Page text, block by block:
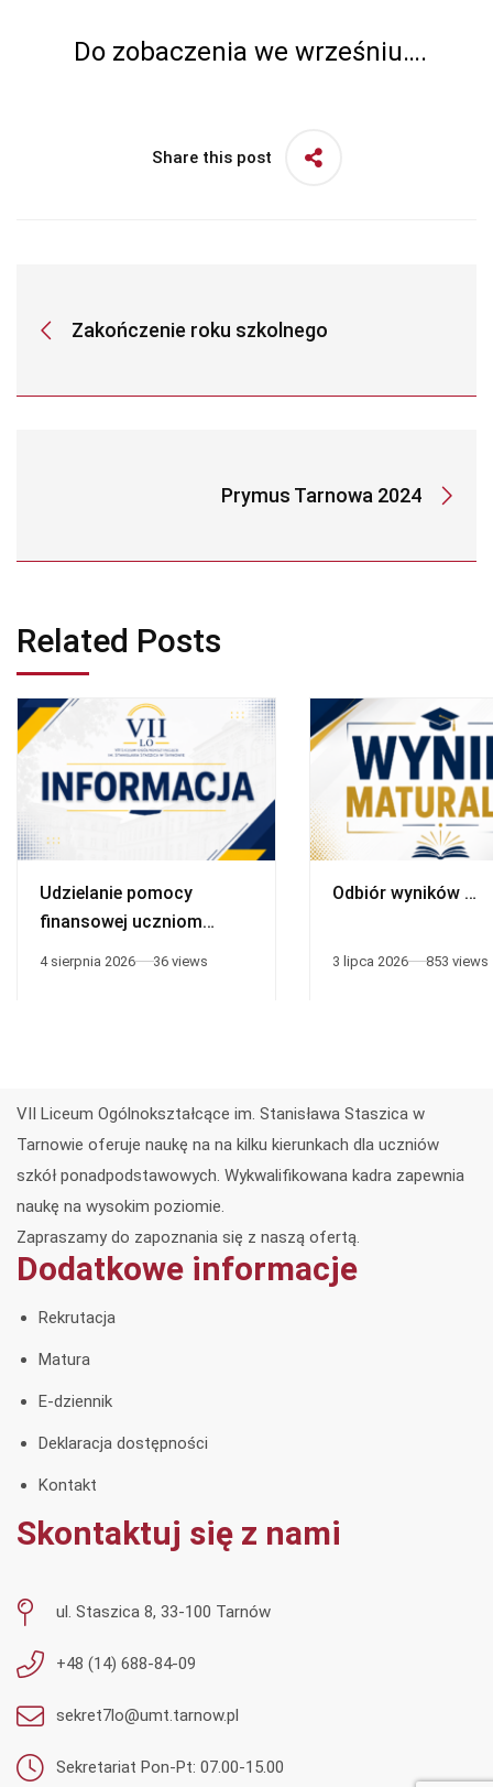
Do zobaczenia we wrześniu….
Share this post
Zakończenie roku szkolnego
Prymus Tarnowa 2024
Related Posts
Udzielanie pomocy
finansowej uczniom
4 sierpnia 2026 36 views
Odbiór wyników …
3 lipca 2026 853 views
VII Liceum Ogólnokształcące im. Stanisława Staszica w
Tarnowie oferuje naukę na na kilku kierunkach dla uczniów
szkół ponadpodstawowych. Wykwalifikowana kadra zapewnia
naukę na wysokim poziomie.
Zapraszamy do zapoznania się z naszą ofertą.
Dodatkowe informacje
Rekrutacja
Matura
E-dziennik
Deklaracja dostępności
Kontakt
Skontaktuj się z nami
ul. Staszica 8, 33-100 Tarnów
+48 (14) 688-84-09
sekret7lo@umt.tarnow.pl
Sekretariat Pon-Pt: 07.00-15.00